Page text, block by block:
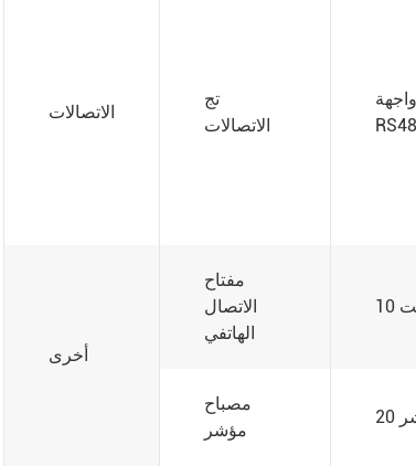
الاتصالات
تج
الاتصالات
واجهة
أخرى
مفتاح
الاتصال
الهاتفي
بت
مصباح
مؤشر